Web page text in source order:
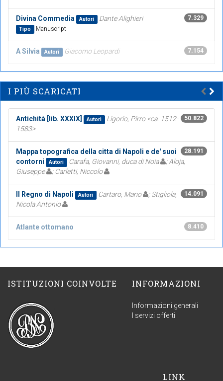
7.329
Divina Commedia Autori Dante Alighieri
Tipo Manuscript
7.154
A Silvia Autori Giacomo Leopardi
I PIÙ SCARICATI
50.822
Antichità [lib. XXXIX] Autori
Ligorio, Pirro <ca. 1512-
1583>
28.191
Mappa topografica della citta di Napoli e de' suoi
contorni
Autori Carafa, Giovanni, duca di Noia
; Aloja,
Giuseppe
; Carletti, Niccolo
14.091
Il Regno di Napoli Autori Cartaro, Mario
; Stigliola,
Nicola Antonio
8.410
Atlante ottomano
ISTITUZIONI COINVOLTE INFORMAZIONI
Informazioni generali
I servizi offerti
LINK